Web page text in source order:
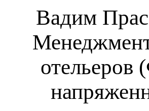
Вадим
отельеров